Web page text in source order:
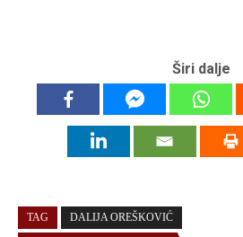
Širi dalje
TAG DALIJA OREŠKOVIĆ